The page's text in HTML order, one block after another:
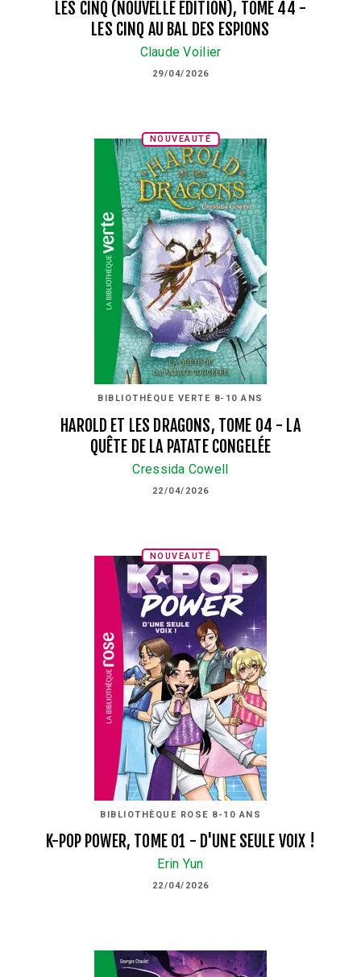
LES CINQ (NOUVELLE ÉDITION), TOME 44 -
LES CINQ AU BAL DES ESPIONS
Claude Voilier
29/04/2026
NOUVEAUTÉ
BIBLIOTHÈQUE VERTE 8-10 ANS
HAROLD ET LES DRAGONS, TOME 04 - LA
QUÊTE DE LA PATATE CONGELÉE
Cressida Cowell
22/04/2026
NOUVEAUTÉ
BIBLIOTHÈQUE ROSE 8-10 ANS
K-POP POWER, TOME 01 - D'UNE SEULE VOIX !
Erin Yun
22/04/2026